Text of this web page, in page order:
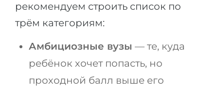
рекомендуем строить список по
трём категориям:
Амбициозные вузы — те, куда
ребёнок хочет попасть, но
проходной балл выше его